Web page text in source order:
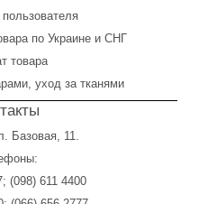
по Украине и СНГ
товара
уход за тканями
Базовая, 11.
; (098) 611 4400